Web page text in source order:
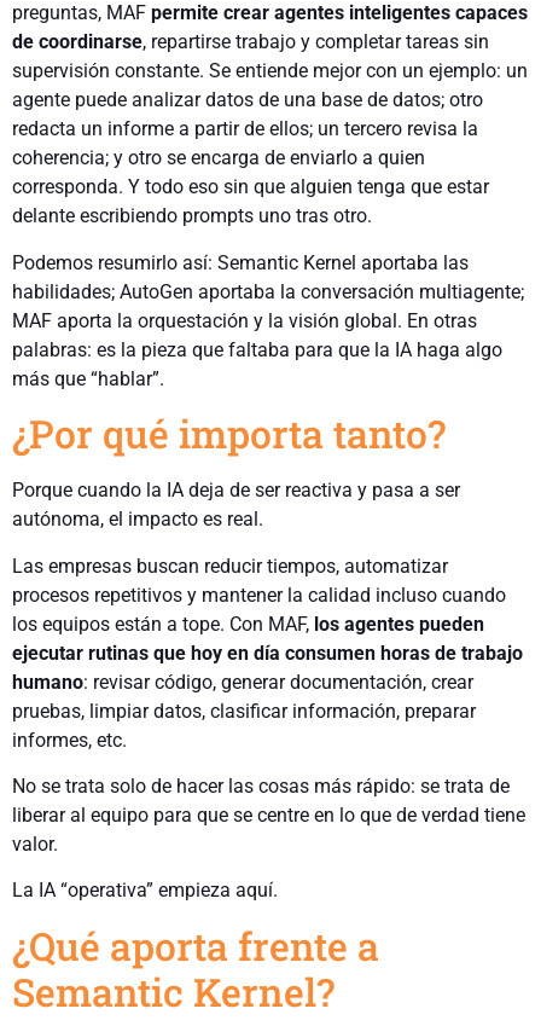
preguntas, MAF permite crear agentes inteligentes capaces
de coordinarse, repartirse trabajo y completar tareas sin
supervisión constante. Se entiende mejor con un ejemplo: un
agente puede analizar datos de una base de datos; otro
redacta un informe a partir de ellos; un tercero revisa la
coherencia; y otro se encarga de enviarlo a quien
corresponda. Y todo eso sin que alguien tenga que estar
delante escribiendo prompts uno tras otro.
Podemos resumirlo así: Semantic Kernel aportaba las
habilidades; AutoGen aportaba la conversación multiagente;
MAF aporta la orquestación y la visión global. En otras
palabras: es la pieza que faltaba para que la IA haga algo
más que “hablar”.
¿Por qué importa tanto?
Porque cuando la IA deja de ser reactiva y pasa a ser
autónoma, el impacto es real.
Las empresas buscan reducir tiempos, automatizar
procesos repetitivos y mantener la calidad incluso cuando
los equipos están a tope. Con MAF, los agentes pueden
ejecutar rutinas que hoy en día consumen horas de trabajo
humano: revisar código, generar documentación, crear
pruebas, limpiar datos, clasificar información, preparar
informes, etc.
No se trata solo de hacer las cosas más rápido: se trata de
liberar al equipo para que se centre en lo que de verdad tiene
valor.
La IA “operativa” empieza aquí.
¿Qué aporta frente a
Semantic Kernel?